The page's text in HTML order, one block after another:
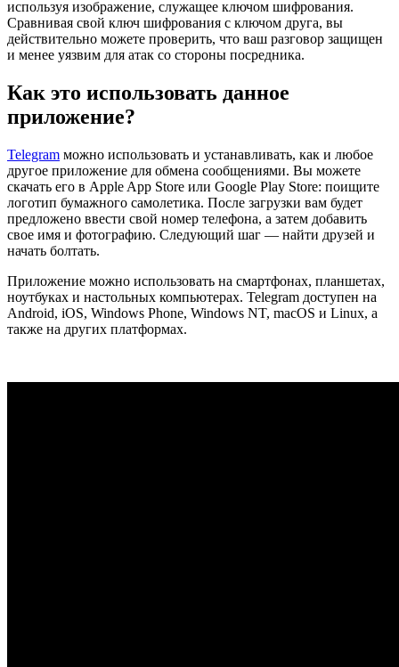
используя изображение, служащее ключом шифрования.
Сравнивая свой ключ шифрования с ключом друга, вы
действительно можете проверить, что ваш разговор защищен
и менее уязвим для атак со стороны посредника.
Как это использовать данное
приложение?
Telegram можно использовать и устанавливать, как и любое
другое приложение для обмена сообщениями. Вы можете
скачать его в Apple App Store или Google Play Store: поищите
логотип бумажного самолетика. После загрузки вам будет
предложено ввести свой номер телефона, а затем добавить
свое имя и фотографию. Следующий шаг — найти друзей и
начать болтать.
Приложение можно использовать на смартфонах, планшетах,
ноутбуках и настольных компьютерах. Telegram доступен на
Android, iOS, Windows Phone, Windows NT, macOS и Linux, а
также на других платформах.